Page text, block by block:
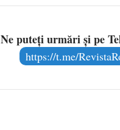
Ne puteți urmări și pe
https://t.me/